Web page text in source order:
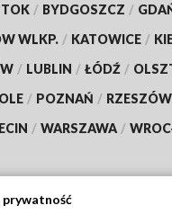
/ BYDGOSZCZ /
WLKP. / KATOWICE /
/ LUBLIN / ŁÓDŹ /
/ POZNAŃ / RZESZÓW
/ WARSZAWA /
prywatność